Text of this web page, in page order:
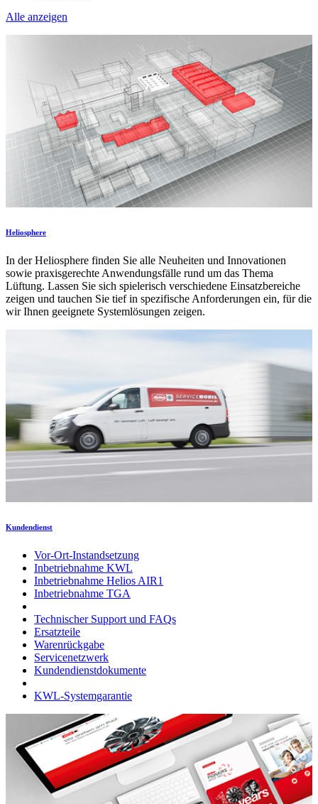
Alle anzeigen
Heliosphere
In der Heliosphere finden Sie alle Neuheiten und Innovationen
sowie praxisgerechte Anwendungsfälle rund um das Thema
Lüftung. Lassen Sie sich spielerisch verschiedene Einsatzbereiche
zeigen und tauchen Sie tief in spezifische Anforderungen ein, für die
wir Ihnen geeignete Systemlösungen zeigen.
Kundendienst
Vor-Ort-Instandsetzung
Inbetriebnahme KWL
Inbetriebnahme Helios AIR1
Inbetriebnahme TGA
Technischer Support und FAQs
Ersatzteile
Warenrückgabe
Servicenetzwerk
Kundendienstdokumente
KWL-Systemgarantie